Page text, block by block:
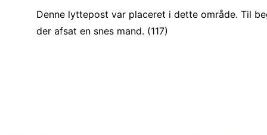
Denne lyttepost var placeret i dette område. Til
der afsat en snes mand. (117)